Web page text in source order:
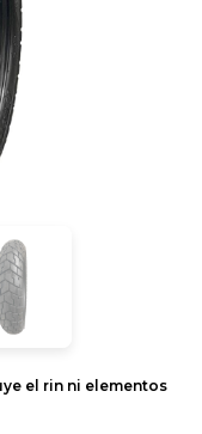
el rin ni elementos